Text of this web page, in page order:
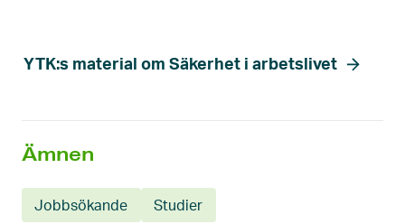
Ämnen
Jobbsökande Studier
YTK:s material om Säkerhet i arbetslivet